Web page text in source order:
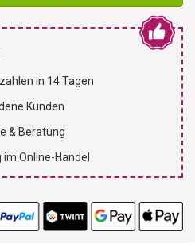
in 14 Tagen
Kunden
& Beratung
Online-Handel